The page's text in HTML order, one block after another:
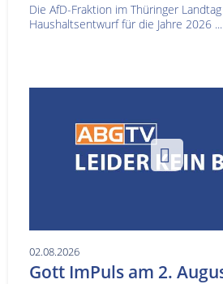
Die AfD-Fraktion im Thüringer
Haushaltsentwurf für die Jahre 2026 ...
02.08.2026
Gott ImPuls am 2.